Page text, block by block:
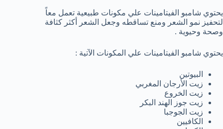
يحتوي شامبو الفيتامينات علي مكونات طبيعية تعمل معاً
لتحفيز نمو الشعر ومنع تساقطه وجعل الشعر أكثر كثافة
وصحة وحيوية .
يحتوي شامبو الفيتامينات علي المكونات الآتية :
البيوتين
زيت الأرجان المغربي
زيت الخروع
زيت جوز الهند البكر
زيت الجوجبا
الكافيين